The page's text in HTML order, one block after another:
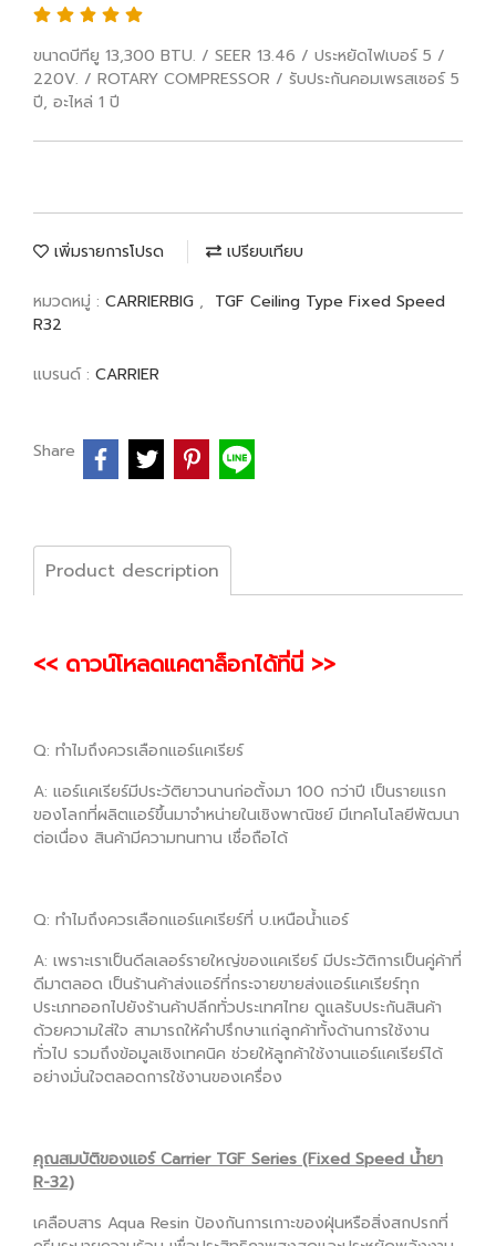
ขนาดบีทียู 13,300 BTU. / SEER 13.46 / ประหยัดไฟเบอร์ 5 /
220V. / ROTARY COMPRESSOR / รับประกันคอมเพรสเซอร์ 5
ปี, อะไหล่ 1 ปี
เพิ่มรายการโปรด เปรียบเทียบ
หมวดหมู่ : CARRIERBIG , TGF Ceiling Type Fixed Speed
R32
แบรนด์ : CARRIER
Share
Product description
<< ดาวน์โหลดแคตาล็อกได้ที่นี่ >>
Q: ทำไมถึงควรเลือกแอร์แคเรียร์
A: แอร์แคเรียร์มีประวัติยาวนานก่อตั้งมา 100 กว่าปี เป็นรายแรก
ของโลกที่ผลิตแอร์ขึ้นมาจำหน่ายในเชิงพาณิชย์ มีเทคโนโลยีพัฒนา
ต่อเนื่อง สินค้ามีความทนทาน เชื่อถือได้
Q: ทำไมถึงควรเลือกแอร์แคเรียร์ที่ บ.เหนือน้ำแอร์
A: เพราะเราเป็นดีลเลอร์รายใหญ่ของแคเรียร์ มีประวัติการเป็นคู่ค้าที่
ดีมาตลอด เป็นร้านค้าส่งแอร์ที่กระจายขายส่งแอร์แคเรียร์ทุก
ประเภทออกไปยังร้านค้าปลีกทั่วประเทศไทย ดูแลรับประกันสินค้า
ด้วยความใส่ใจ สามารถให้คำปรึกษาแก่ลูกค้าทั้งด้านการใช้งาน
ทั่วไป รวมถึงข้อมูลเชิงเทคนิค ช่วยให้ลูกค้าใช้งานแอร์แคเรียร์ได้
อย่างมั่นใจตลอดการใช้งานของเครื่อง
คุณสมบัติของแอร์ Carrier TGF Series (Fixed Speed น้ำยา
R-32)
เคลือบสาร Aqua Resin ป้องกันการเกาะของฝุ่นหรือสิ่งสกปรกที่